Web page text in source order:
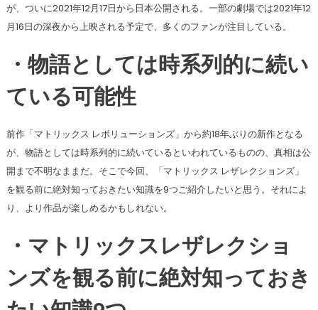
が、ついに2021年12月17日から日本公開される。一部の劇場では2021年12
月16日の深夜から上映される予定で、多くのファンが注目している。
・物語としては時系列的に続い
ている可能性
前作「マトリックス レボリューションズ」から約18年ぶりの新作となる
が、物語としては時系列的に続いているといわれているものの、真相は公
開まで不明なままだ。そこで今回、「マトリックス レザレクションズ」
を観る前に絶対知っておきたい知識を9つご紹介したいと思う。それによ
り、より作品が楽しめるかもしれない。
・マトリックスレザレクショ
ンズを観る前に絶対知っておき